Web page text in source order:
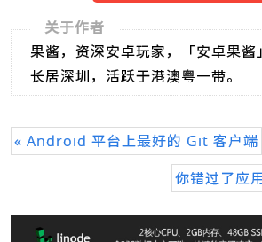
关于作者
果酱，资深安卓玩家，「安卓果酱
长居深圳，活跃于港澳粤一带。
« Android 平台上最好的 Git 客户端
你错过了应